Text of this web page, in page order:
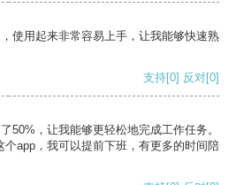
使用起来非常容易上手，让我能够快速熟
支持[0] 反对[0]
50%，让我能够更轻松地完成工作任务。
app，我可以提前下班，有更多的时间陪